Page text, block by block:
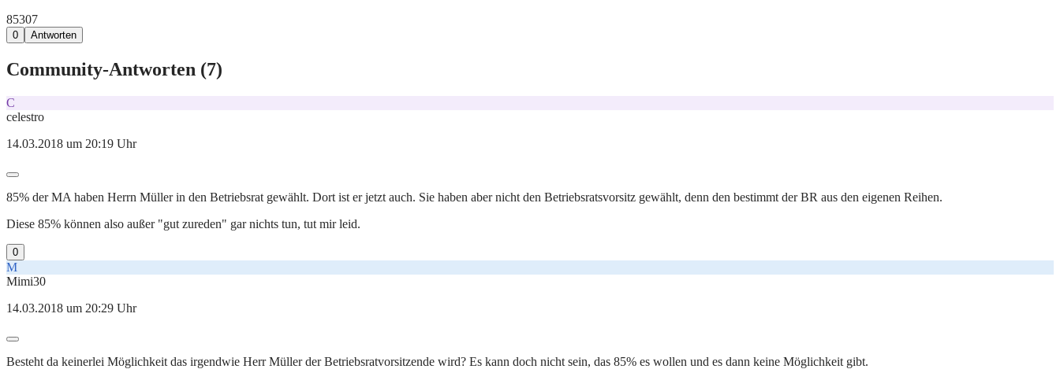
85307
0 Antworten
Community-Antworten (7)
C
celestro
14.03.2018 um 20:19 Uhr
85% der MA haben Herrn Müller in den Betriebsrat gewählt. Dort ist er jetzt auch. Sie haben aber nicht den Betriebsratsvorsitz gewählt, denn den bestimmt der BR aus den eigenen Reihen.
Diese 85% können also außer "gut zureden" gar nichts tun, tut mir leid.
0
M
Mimi30
14.03.2018 um 20:29 Uhr
Besteht da keinerlei Möglichkeit das irgendwie Herr Müller der Betriebsratvorsitzende wird? Es kann doch nicht sein, das 85% es wollen und es dann keine Möglichkeit gibt.